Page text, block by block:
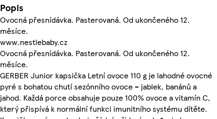
Popis
Ovocná přesnídávka. Pasterovaná. Od ukončeného 12.
měsíce.
www.nestlebaby.cz
Ovocná přesnídávka. Pasterovaná. Od ukončeného 12.
měsíce.
GERBER Junior kapsička Letní ovoce 110 g je lahodné ovocné
pyré s bohatou chutí sezónního ovoce – jablek, banánů a
jahod. Každá porce obsahuje pouze 100% ovoce a vitamín C,
který přispívá k normální funkci imunitního systému dítěte.